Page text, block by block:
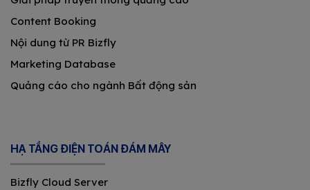
Content Booking
Nội dung từ PR Bizfly
Marketing Database
Quảng cáo cho ngành Bất động sản
HẠ TẦNG ĐIỆN TOÁN ĐÁM MÂY
Bizfly Cloud Server